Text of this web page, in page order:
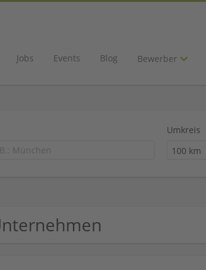
Jobs Events Blog Bewerber
Umkreis
100 km